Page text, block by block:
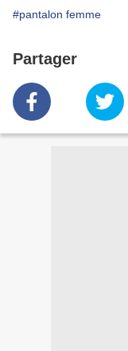
#pantalon femme
Partager